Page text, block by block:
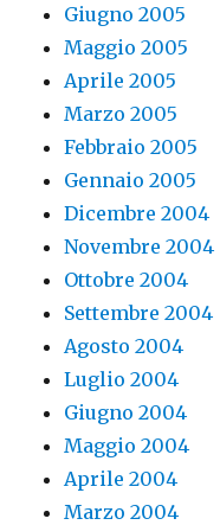
Giugno 2005
Maggio 2005
Aprile 2005
Marzo 2005
Febbraio 2005
Gennaio 2005
Dicembre 2004
Novembre 2004
Ottobre 2004
Settembre 2004
Agosto 2004
Luglio 2004
Giugno 2004
Maggio 2004
Aprile 2004
Marzo 2004